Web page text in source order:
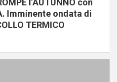
Imminente ondata di
TERMICO